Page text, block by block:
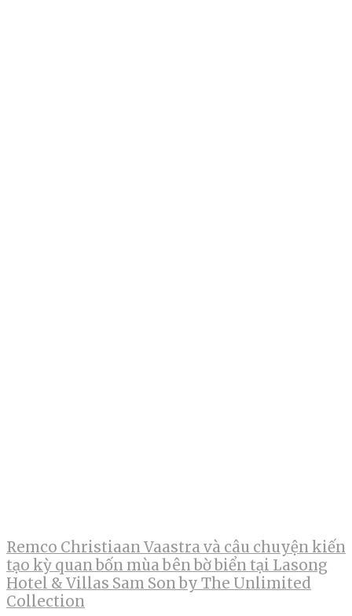
Remco Christiaan Vaastra và câu chuyện kiến
tạo kỳ quan bốn mùa bên bờ biển tại Lasong
Hotel & Villas Sam Son by The Unlimited
Collection